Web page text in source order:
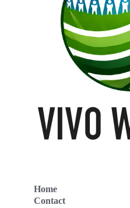
Home
Contact